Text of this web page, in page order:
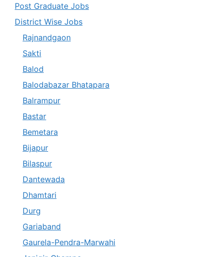
Post Graduate Jobs
District Wise Jobs
Rajnandgaon
Sakti
Balod
Balodabazar Bhatapara
Balrampur
Bastar
Bemetara
Bijapur
Bilaspur
Dantewada
Dhamtari
Durg
Gariaband
Gaurela-Pendra-Marwahi